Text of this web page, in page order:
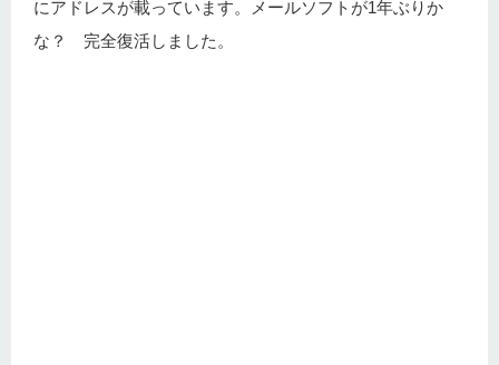
にアドレスが載っています。メールソフトが1年ぶりか
な？ 完全復活しました。